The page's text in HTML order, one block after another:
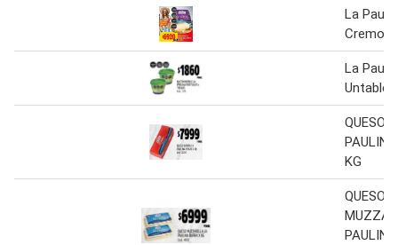
La
La
Untable
QUESO
KG
QUESO